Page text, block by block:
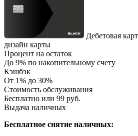
Дебетовая
дизайн карты
Процент на остаток
До 9% по накопительному счету
Кэшбэк
От 1% до 30%
Стоимость обслуживания
Бесплатно или 99 руб.
Выдача наличных
Бесплатное снятие наличных: